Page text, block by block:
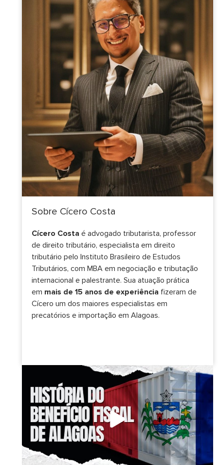
Sobre Cícero Costa
Cícero Costa é advogado tributarista, professor
de direito tributário, especialista em direito
tributário pelo Instituto Brasileiro de Estudos
Tributários, com MBA em negociação e tributação
internacional e palestrante. Sua atuação prática
em mais de 15 anos de experiência fizeram de
Cícero um dos maiores especialistas em
precatórios e importação em Alagoas.